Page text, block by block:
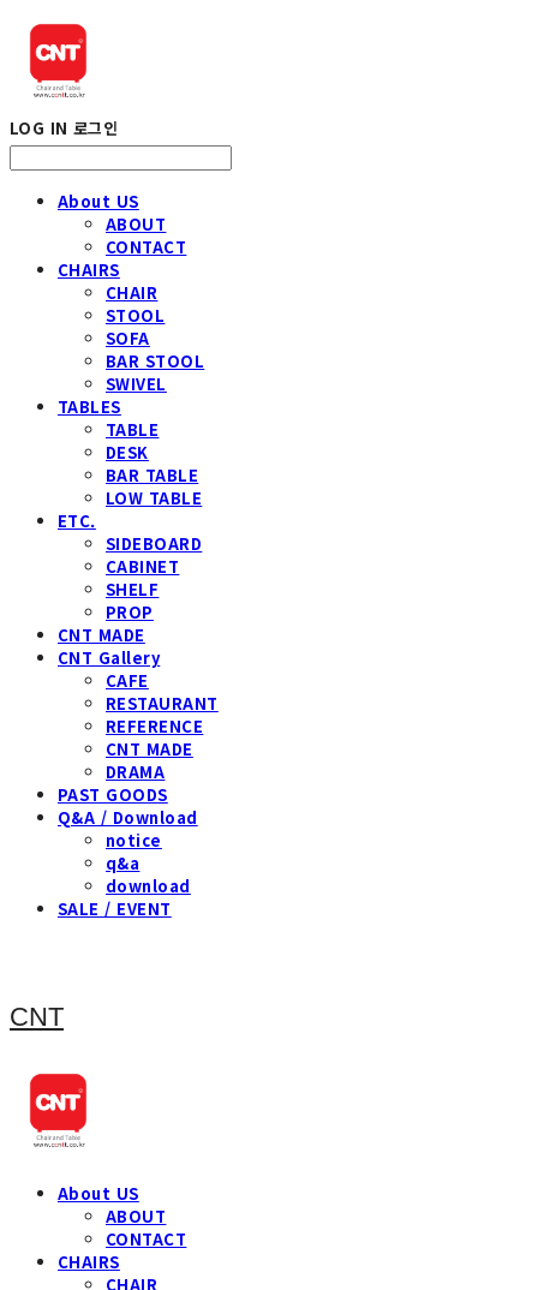
LOG IN 로그인
About US
ABOUT
CONTACT
CHAIRS
CHAIR
STOOL
SOFA
BAR STOOL
SWIVEL
TABLES
TABLE
DESK
BAR TABLE
LOW TABLE
ETC.
SIDEBOARD
CABINET
SHELF
PROP
CNT MADE
CNT Gallery
CAFE
RESTAURANT
REFERENCE
CNT MADE
DRAMA
PAST GOODS
Q&A / Download
notice
q&a
download
SALE / EVENT
CNT
About US
ABOUT
CONTACT
CHAIRS
CHAIR